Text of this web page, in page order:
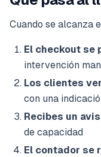
Cuando se alcanza
El checkout se
intervención
Los clientes
con una
Recibes un
de capacidad
El contador se